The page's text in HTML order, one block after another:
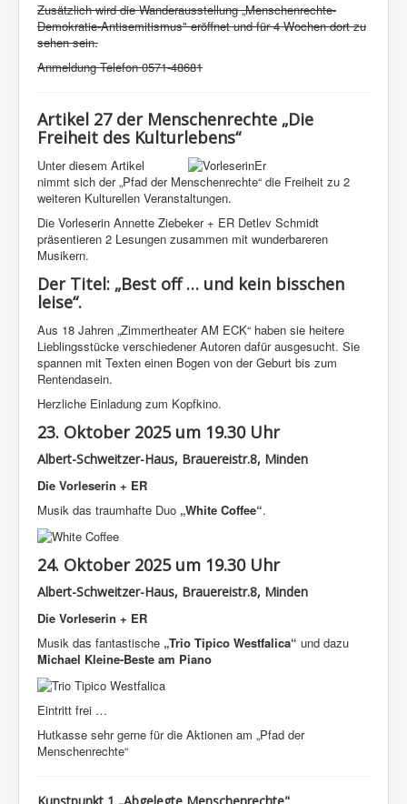
Zusätzlich wird die Wanderausstellung „Menschenrechte-
Demokratie-Antisemitismus" eröffnet und für 4 Wochen dort zu
sehen sein.
Anmeldung Telefon 0571-48681
Artikel 27 der Menschenrechte „Die
Freiheit des Kulturlebens“
Unter diesem Artikel
nimmt sich der „Pfad der Menschenrechte“ die Freiheit zu 2
weiteren Kulturellen Veranstaltungen.
Die Vorleserin Annette Ziebeker + ER Detlev Schmidt
präsentieren 2 Lesungen zusammen mit wunderbareren
Musikern.
Der Titel: „Best off … und kein bisschen
leise“.
Aus 18 Jahren „Zimmertheater AM ECK“ haben sie heitere
Lieblingsstücke verschiedener Autoren dafür ausgesucht. Sie
spannen mit Texten einen Bogen von der Geburt bis zum
Rentendasein.
Herzliche Einladung zum Kopfkino.
23. Oktober 2025 um 19.30 Uhr
Albert-Schweitzer-Haus, Brauereistr.8, Minden
Die Vorleserin + ER
Musik das traumhafte Duo „White Coffee“.
24. Oktober 2025 um 19.30 Uhr
Albert-Schweitzer-Haus, Brauereistr.8, Minden
Die Vorleserin + ER
Musik das fantastische „Trio Tipico Westfalica“ und dazu
Michael Kleine-Beste am Piano
Eintritt frei …
Hutkasse sehr gerne für die Aktionen am „Pfad der
Menschenrechte“
Kunstpunkt 1 „Abgelegte Menschenrechte"